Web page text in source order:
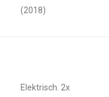
(2018)
Elektrisch. 2x